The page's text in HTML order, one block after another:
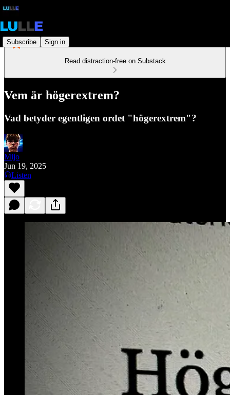
Subscribe Sign in
Read distraction-free on Substack
Vem är högerextrem?
Vad betyder egentligen ordet "högerextrem"?
Mijo
Jun 19, 2025
Listen